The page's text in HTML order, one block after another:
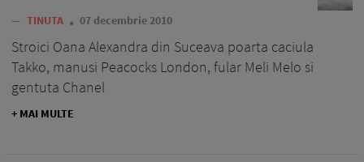
— TINUTA 07 decembrie 2010
Stroici Oana Alexandra din Suceava poarta caciula
Takko, manusi Peacocks London, fular Meli Melo si
gentuta Chanel
+ MAI MULTE